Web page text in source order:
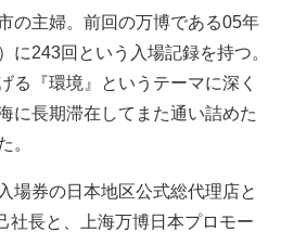
の主婦。前回の万博である05年
に243回という入場記録を持つ。
る『環境』というテーマに深く
に長期滞在してまた通い詰めた
。
場券の日本地区公式総代理店と
社長と、上海万博日本プロモー